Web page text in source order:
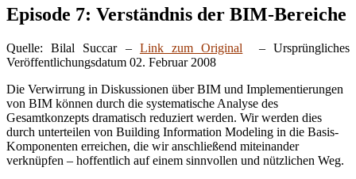
Episode 7: Verständnis der BIM-Bereiche
Quelle: Bilal Succar – Link zum Original – Ursprüngliches
Veröffentlichungsdatum 02. Februar 2008
Die Verwirrung in Diskussionen über BIM und Implementierungen
von BIM können durch die systematische Analyse des
Gesamtkonzepts dramatisch reduziert werden. Wir werden dies
durch unterteilen von Building Information Modeling in die Basis-
Komponenten erreichen, die wir anschließend miteinander
verknüpfen – hoffentlich auf einem sinnvollen und nützlichen Weg.